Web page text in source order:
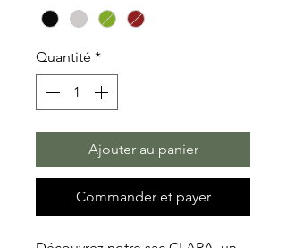
Quantité *
Ajouter au panier
Commander et payer